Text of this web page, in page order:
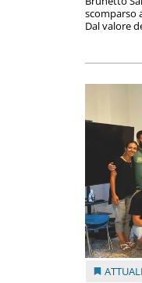
scomparso
Dal valore